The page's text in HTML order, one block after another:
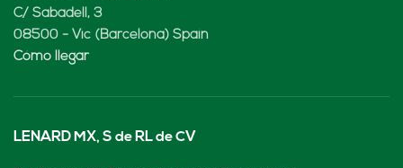
C/ Sabadell, 3
08500 - Vic (Barcelona) Spain
Cómo llegar
LENARD MX, S de RL de CV